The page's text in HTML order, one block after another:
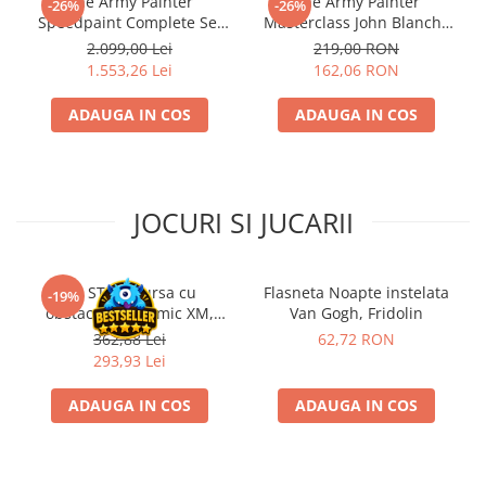
Riftbound singles
Gundam TCG
Puzzle 1000 piese
Puzzle 2000 piese
Puzzle 20 piese
Puzzle 60 piese
Puzzle 4 in 1
Puzzle 40 piese
Puzzle 30 piese
-26%
Speedpaint Complete Set
2.0
2.099,00 Lei
1.553,26 Lei
ADAUGA IN COS
-26%
Masterclass John Blanche
Vol 4
219,00 RON
162,06 RON
ADAUGA IN COS
JOCURI SI JUCARII
-19%Kit STEM Cursa cu
obstacole Dynamic XM,
Fischertechnik
362,88 Lei
293,93 Lei
ADAUGA IN COS
Flasneta Noapte instelata
Van Gogh, Fridolin
62,72 RON
ADAUGA IN COS